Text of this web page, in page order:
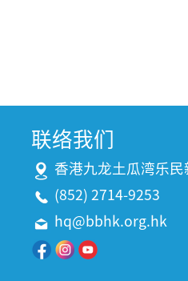
联络我们
香港九龙土瓜湾乐
(852) 2714-9253
hq@bbhk.org.hk